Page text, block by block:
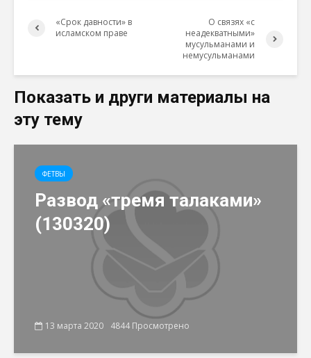
«Срок давности» в
исламском праве
О связях «с
неадекватными»
мусульманами и
немусульманами
Показать и други материалы на
эту тему
ФЕТВЫ
Развод «тремя талаками»
(130320)
13 марта 2020 4844 Просмотрено